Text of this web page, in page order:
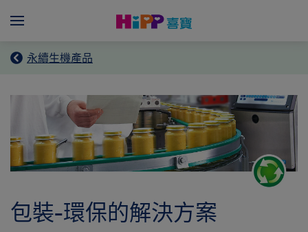
Menü
永續生機產品
包裝-環保的解決方案